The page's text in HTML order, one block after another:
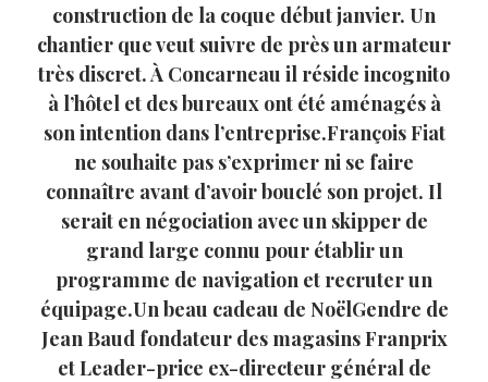
construction de la coque début janvier. Un
chantier que veut suivre de près un armateur
très discret. À Concarneau il réside incognito
à l’hôtel et des bureaux ont été aménagés à
son intention dans l’entreprise.François Fiat
ne souhaite pas s’exprimer ni se faire
connaître avant d’avoir bouclé son projet. Il
serait en négociation avec un skipper de
grand large connu pour établir un
programme de navigation et recruter un
équipage.Un beau cadeau de NoëlGendre de
Jean Baud fondateur des magasins Franprix
et Leader-price ex-directeur général de